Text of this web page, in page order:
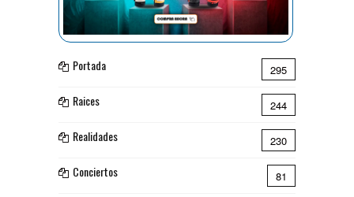
Portada 295
Raices 244
Realidades 230
Conciertos 81